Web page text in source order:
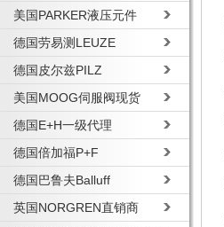
美国PARKER液压元件
德国劳易测LEUZE
德国皮尔兹PILZ
美国MOOG伺服阀现货
德国E+H一级代理
德国倍加福P+F
德国巴鲁夫Balluff
英国NORGREN直销商